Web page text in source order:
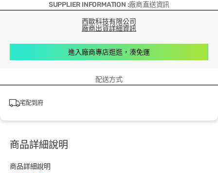
SUPPLIER INFORMATION :廠商直送資訊
西歐科技有限公司
廠商出貨詳細資訊
進入廠商專店逛逛，湊免運
配送方式
宅配到府
商品詳細說明
商品詳細說明